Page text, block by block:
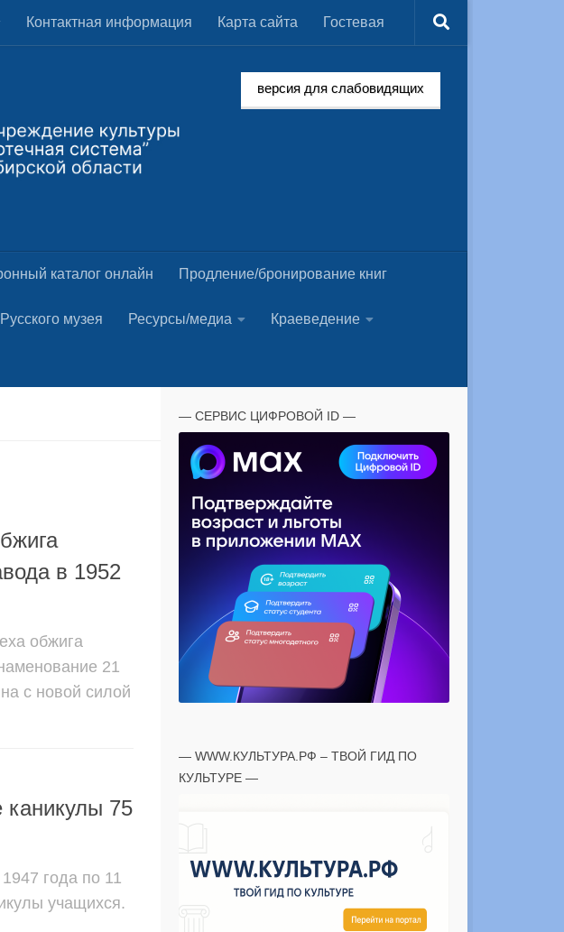
Контактная информация Карта сайта Гостевая
версия для слабовидящих
каталог онлайн Продление/бронирование книг
музея Ресурсы/медиа Краеведение
в 1952
обжига
21
с новой силой
каникулы 75
года по 11
учащихся.
— СЕРВИС ЦИФРОВОЙ ID —
— WWW.КУЛЬТУРА.РФ – ТВОЙ ГИД ПО
КУЛЬТУРЕ —